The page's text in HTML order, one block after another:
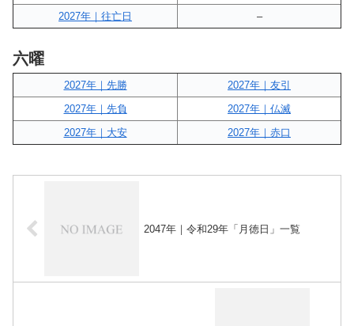
2027年｜往亡日
–
六曜
2027年｜先勝
2027年｜友引
2027年｜先負
2027年｜仏滅
2027年｜大安
2027年｜赤口
2047年｜令和29年「月徳日」一覧